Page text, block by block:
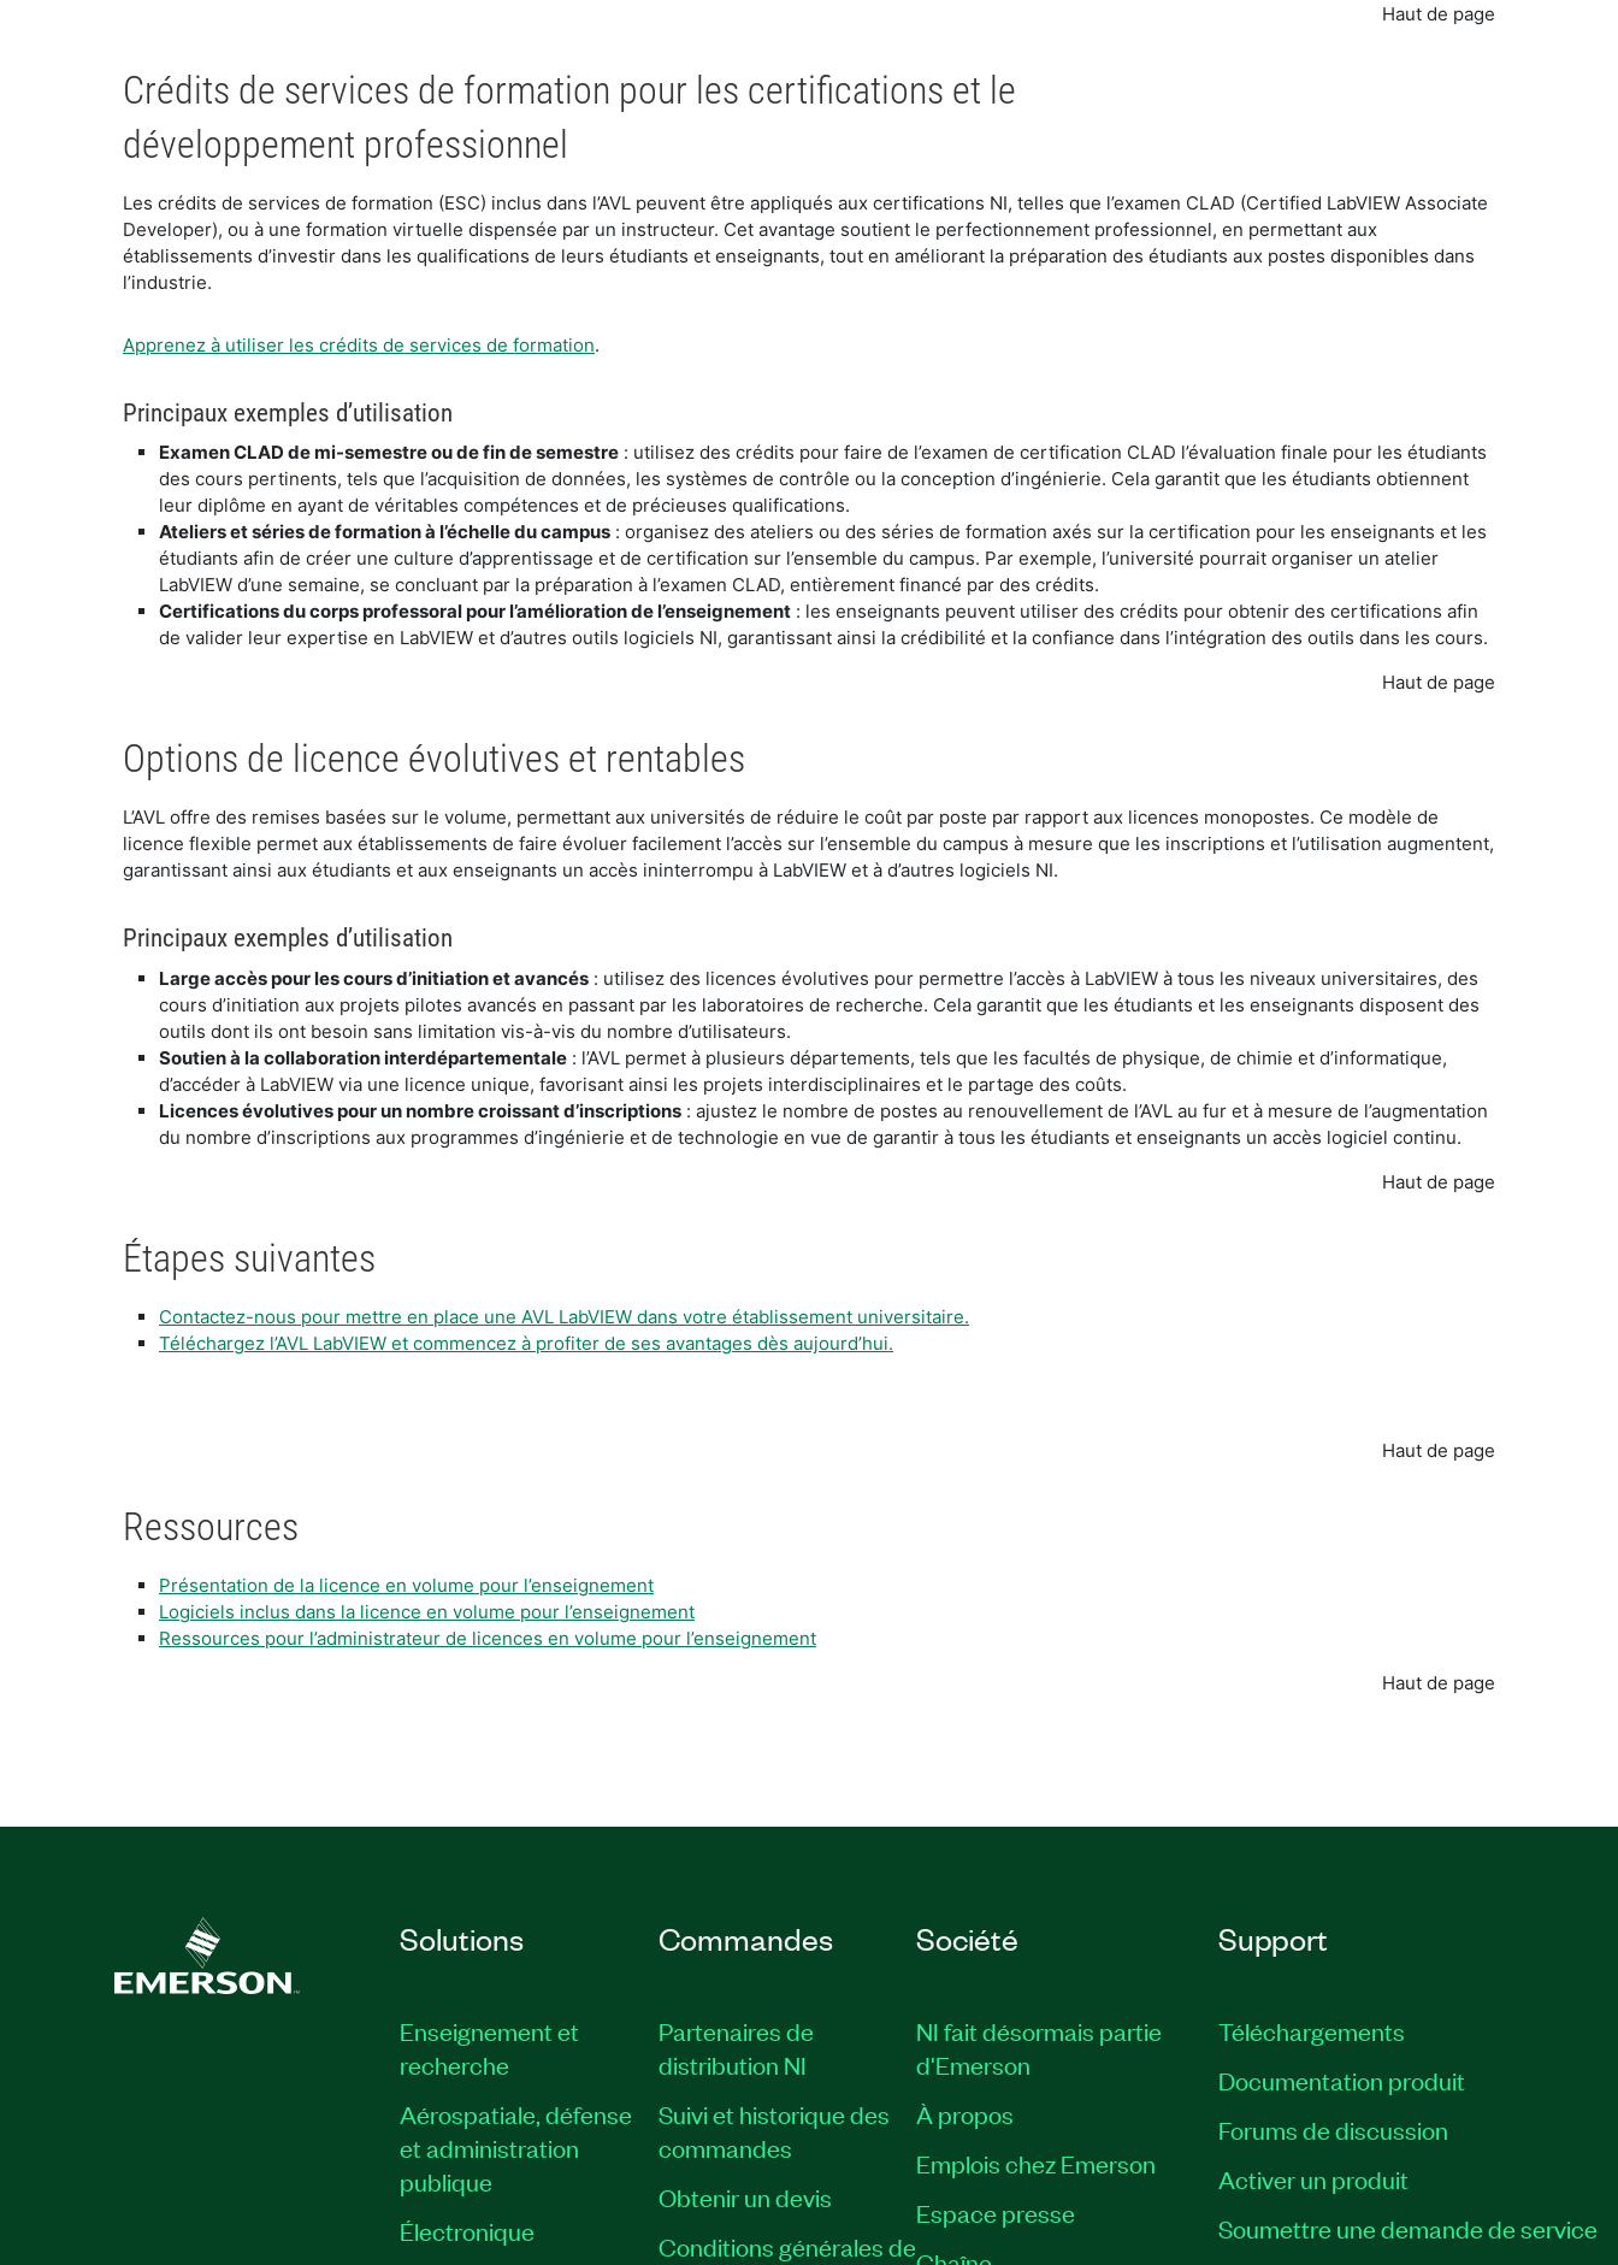
Haut de page
​Crédits de services de formation pour les certifications et le
développement professionnel
​Les crédits de services de formation (ESC) inclus dans l’AVL peuvent être appliqués aux certifications NI, telles que l’examen CLAD (Certified LabVIEW Associate
Developer), ou à une formation virtuelle dispensée par un instructeur. Cet avantage soutient le perfectionnement professionnel, en permettant aux
établissements d’investir dans les qualifications de leurs étudiants et enseignants, tout en améliorant la préparation des étudiants aux postes disponibles dans
l’industrie.
Apprenez à utiliser les crédits de services de formation.
​Principaux exemples d’utilisation
Examen CLAD de mi-semestre ou de fin de semestre : utilisez des crédits pour faire de l’examen de certification CLAD l’évaluation finale pour les étudiants
des cours pertinents, tels que l’acquisition de données, les systèmes de contrôle ou la conception d’ingénierie. Cela garantit que les étudiants obtiennent
leur diplôme en ayant de véritables compétences et de précieuses qualifications.
​Ateliers et séries de formation à l’échelle du campus : organisez des ateliers ou des séries de formation axés sur la certification pour les enseignants et les
étudiants afin de créer une culture d’apprentissage et de certification sur l’ensemble du campus. Par exemple, l’université pourrait organiser un atelier
LabVIEW d’une semaine, se concluant par la préparation à l’examen CLAD, entièrement financé par des crédits.
​Certifications du corps professoral pour l’amélioration de l’enseignement : les enseignants peuvent utiliser des crédits pour obtenir des certifications afin
de valider leur expertise en LabVIEW et d’autres outils logiciels NI, garantissant ainsi la crédibilité et la confiance dans l’intégration des outils dans les cours.
Haut de page
​Options de licence évolutives et rentables
​L’AVL offre des remises basées sur le volume, permettant aux universités de réduire le coût par poste par rapport aux licences monopostes. Ce modèle de
licence flexible permet aux établissements de faire évoluer facilement l’accès sur l’ensemble du campus à mesure que les inscriptions et l’utilisation augmentent,
garantissant ainsi aux étudiants et aux enseignants un accès ininterrompu à LabVIEW et à d’autres logiciels NI.
​Principaux exemples d’utilisation
​Large accès pour les cours d’initiation et avancés : utilisez des licences évolutives pour permettre l’accès à LabVIEW à tous les niveaux universitaires, des
cours d’initiation aux projets pilotes avancés en passant par les laboratoires de recherche. Cela garantit que les étudiants et les enseignants disposent des
outils dont ils ont besoin sans limitation vis-à-vis du nombre d’utilisateurs.
​Soutien à la collaboration interdépartementale : l’AVL permet à plusieurs départements, tels que les facultés de physique, de chimie et d’informatique,
d’accéder à LabVIEW via une licence unique, favorisant ainsi les projets interdisciplinaires et le partage des coûts.
​Licences évolutives pour un nombre croissant d’inscriptions : ajustez le nombre de postes au renouvellement de l’AVL au fur et à mesure de l’augmentation
du nombre d’inscriptions aux programmes d’ingénierie et de technologie en vue de garantir à tous les étudiants et enseignants un accès logiciel continu.
Haut de page
Étapes suivantes
Contactez-nous pour mettre en place une AVL LabVIEW dans votre établissement universitaire.
Téléchargez l’AVL LabVIEW et commencez à profiter de ses avantages dès aujourd’hui.
Haut de page
Ressources
​Présentation de la licence en volume pour l’enseignement
Logiciels inclus dans la licence en volume pour l’enseignement
Ressources pour l’administrateur de licences en volume pour l’enseignement
Haut de page
Solutions
Enseignement et
recherche
Aérospatiale, défense
et administration
publique
Électronique
Commandes
Partenaires de
distribution NI
Suivi et historique des
commandes
Obtenir un devis
Conditions générales de
Société
NI fait désormais partie
d'Emerson
À propos
Emplois chez Emerson
Espace presse
Support
Téléchargements
Documentation produit
Forums de discussion
Activer un produit
Soumettre une demande de service